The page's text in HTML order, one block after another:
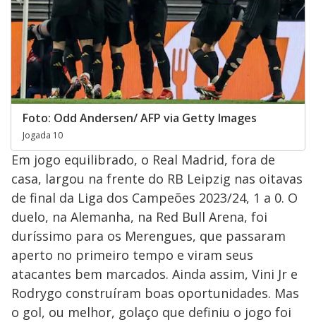
Foto: Odd Andersen/ AFP via Getty Images
Jogada 10
Em jogo equilibrado, o Real Madrid, fora de
casa, largou na frente do RB Leipzig nas oitavas
de final da Liga dos Campeões 2023/24, 1 a 0. O
duelo, na Alemanha, na Red Bull Arena, foi
duríssimo para os Merengues, que passaram
aperto no primeiro tempo e viram seus
atacantes bem marcados. Ainda assim, Vini Jr e
Rodrygo construíram boas oportunidades. Mas
o gol, ou melhor, golaço que definiu o jogo foi